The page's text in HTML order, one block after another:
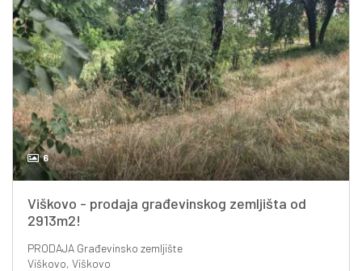
6
Viškovo - prodaja građevinskog zemljišta od
2913m2!
PRODAJAGrađevinsko zemljište
Viškovo, Viškovo